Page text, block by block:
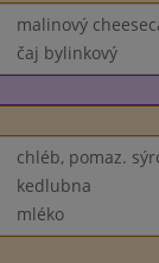
malinový
čaj bylinkový
chléb, pomaz.
kedlubna
mléko